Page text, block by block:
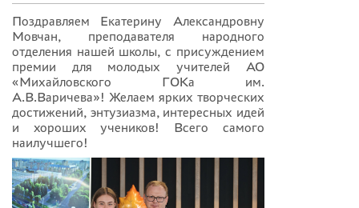
Поздравляем Екатерину Александровну
Мовчан, преподавателя народного
отделения нашей школы, с присуждением
премии для молодых учителей АО
«Михайловского ГОКа им.
А.В.Варичева»! Желаем ярких творческих
достижений, энтузиазма, интересных идей
и хороших учеников! Всего самого
наилучшего!